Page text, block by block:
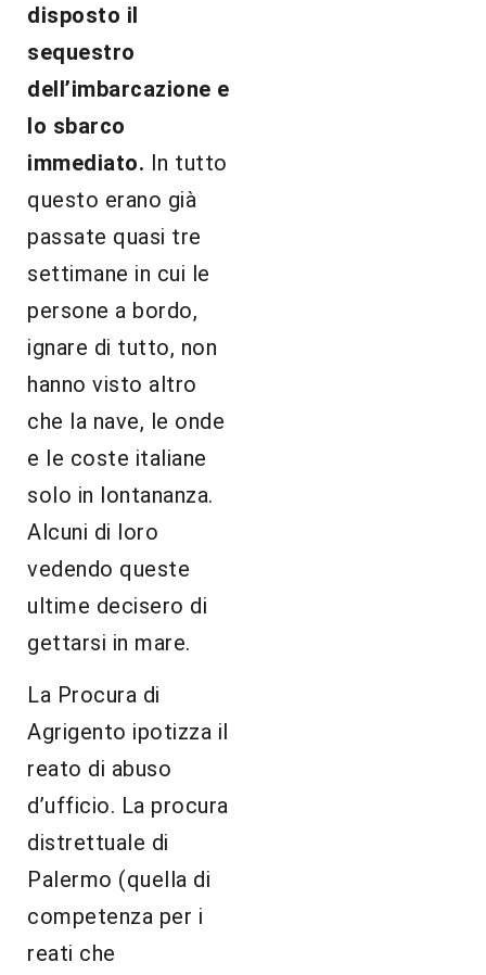
disposto il
sequestro
dell’imbarcazione e
lo sbarco
immediato. In tutto
questo erano già
passate quasi tre
settimane in cui le
persone a bordo,
ignare di tutto, non
hanno visto altro
che la nave, le onde
e le coste italiane
solo in lontananza.
Alcuni di loro
vedendo queste
ultime decisero di
gettarsi in mare.
La Procura di
Agrigento ipotizza il
reato di abuso
d’ufficio. La procura
distrettuale di
Palermo (quella di
competenza per i
reati che